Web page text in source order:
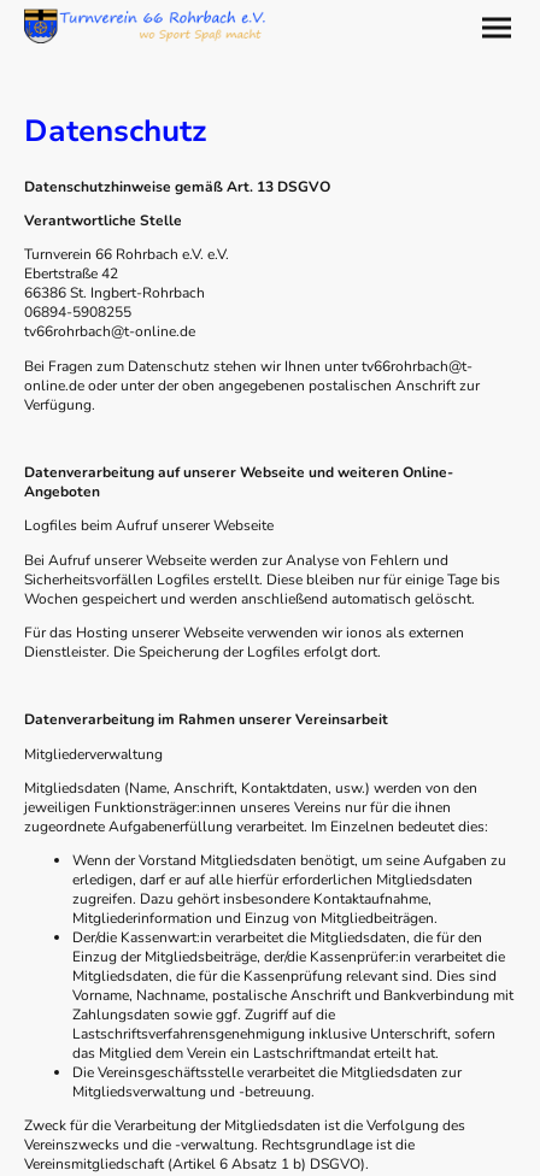
Datenschutz
Datenschutzhinweise gemäß Art. 13 DSGVO
Verantwortliche Stelle
Turnverein 66 Rohrbach e.V. e.V.
Ebertstraße 42
66386 St. Ingbert-Rohrbach
06894-5908255
tv66rohrbach@t-online.de
Bei Fragen zum Datenschutz stehen wir Ihnen unter tv66rohrbach@t-
online.de oder unter der oben angegebenen postalischen Anschrift zur
Verfügung.
Datenverarbeitung auf unserer Webseite und weiteren Online-
Angeboten
Logfiles beim Aufruf unserer Webseite
Bei Aufruf unserer Webseite werden zur Analyse von Fehlern und
Sicherheitsvorfällen Logfiles erstellt. Diese bleiben nur für einige Tage bis
Wochen gespeichert und werden anschließend automatisch gelöscht.
Für das Hosting unserer Webseite verwenden wir ionos als externen
Dienstleister. Die Speicherung der Logfiles erfolgt dort.
Datenverarbeitung im Rahmen unserer Vereinsarbeit
Mitgliederverwaltung
Mitgliedsdaten (Name, Anschrift, Kontaktdaten, usw.) werden von den
jeweiligen Funktionsträger:innen unseres Vereins nur für die ihnen
zugeordnete Aufgabenerfüllung verarbeitet. Im Einzelnen bedeutet dies:
Wenn der Vorstand Mitgliedsdaten benötigt, um seine Aufgaben zu
erledigen, darf er auf alle hierfür erforderlichen Mitgliedsdaten
zugreifen. Dazu gehört insbesondere Kontaktaufnahme,
Mitgliederinformation und Einzug von Mitgliedbeiträgen.
Der/die Kassenwart:in verarbeitet die Mitgliedsdaten, die für den
Einzug der Mitgliedsbeiträge, der/die Kassenprüfer:in verarbeitet die
Mitgliedsdaten, die für die Kassenprüfung relevant sind. Dies sind
Vorname, Nachname, postalische Anschrift und Bankverbindung mit
Zahlungsdaten sowie ggf. Zugriff auf die
Lastschriftsverfahrensgenehmigung inklusive Unterschrift, sofern
das Mitglied dem Verein ein Lastschriftmandat erteilt hat.
Die Vereinsgeschäftsstelle verarbeitet die Mitgliedsdaten zur
Mitgliedsverwaltung und -betreuung.
Zweck für die Verarbeitung der Mitgliedsdaten ist die Verfolgung des
Vereinszwecks und die -verwaltung. Rechtsgrundlage ist die
Vereinsmitgliedschaft (Artikel 6 Absatz 1 b) DSGVO).